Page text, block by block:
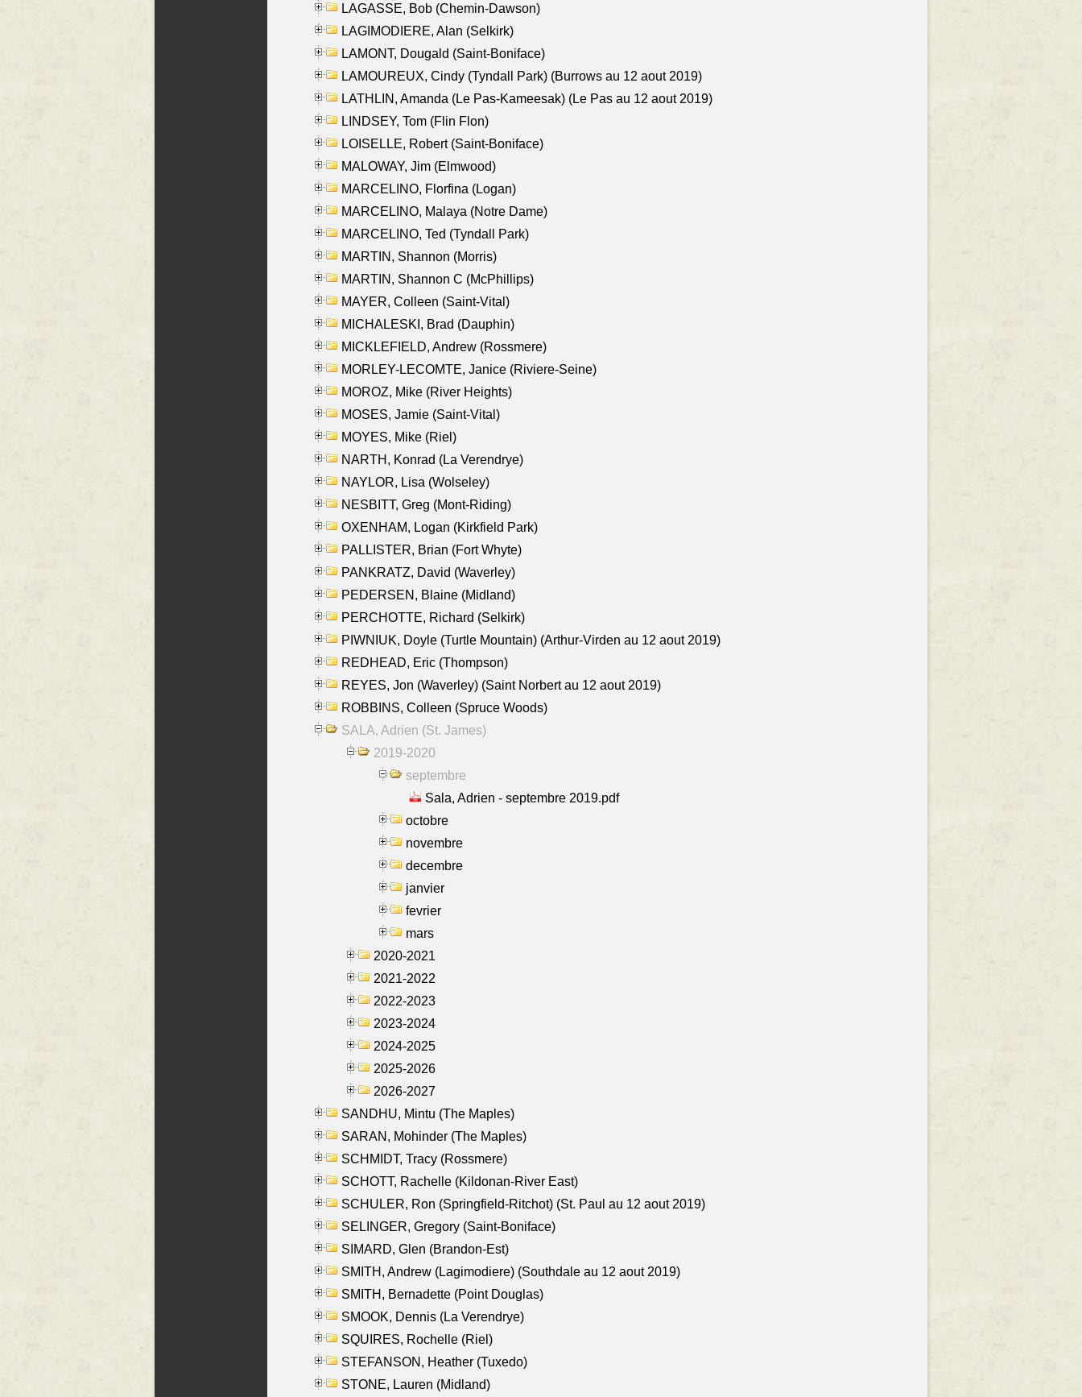
LAGASSE, Bob (Chemin-Dawson)
LAGIMODIERE, Alan (Selkirk)
LAMONT, Dougald (Saint-Boniface)
LAMOUREUX, Cindy (Tyndall Park) (Burrows au 12 aout 2019)
LATHLIN, Amanda (Le Pas-Kameesak) (Le Pas au 12 aout 2019)
LINDSEY, Tom (Flin Flon)
LOISELLE, Robert (Saint-Boniface)
MALOWAY, Jim (Elmwood)
MARCELINO, Florfina (Logan)
MARCELINO, Malaya (Notre Dame)
MARCELINO, Ted (Tyndall Park)
MARTIN, Shannon (Morris)
MARTIN, Shannon C (McPhillips)
MAYER, Colleen (Saint-Vital)
MICHALESKI, Brad (Dauphin)
MICKLEFIELD, Andrew (Rossmere)
MORLEY-LECOMTE, Janice (Riviere-Seine)
MOROZ, Mike (River Heights)
MOSES, Jamie (Saint-Vital)
MOYES, Mike (Riel)
NARTH, Konrad (La Verendrye)
NAYLOR, Lisa (Wolseley)
NESBITT, Greg (Mont-Riding)
OXENHAM, Logan (Kirkfield Park)
PALLISTER, Brian (Fort Whyte)
PANKRATZ, David (Waverley)
PEDERSEN, Blaine (Midland)
PERCHOTTE, Richard (Selkirk)
PIWNIUK, Doyle (Turtle Mountain) (Arthur-Virden au 12 aout 2019)
REDHEAD, Eric (Thompson)
REYES, Jon (Waverley) (Saint Norbert au 12 aout 2019)
ROBBINS, Colleen (Spruce Woods)
SALA, Adrien (St. James)
2019-2020
septembre
Sala, Adrien - septembre 2019.pdf
octobre
novembre
decembre
janvier
fevrier
mars
2020-2021
2021-2022
2022-2023
2023-2024
2024-2025
2025-2026
2026-2027
SANDHU, Mintu (The Maples)
SARAN, Mohinder (The Maples)
SCHMIDT, Tracy (Rossmere)
SCHOTT, Rachelle (Kildonan-River East)
SCHULER, Ron (Springfield-Ritchot) (St. Paul au 12 aout 2019)
SELINGER, Gregory (Saint-Boniface)
SIMARD, Glen (Brandon-Est)
SMITH, Andrew (Lagimodiere) (Southdale au 12 aout 2019)
SMITH, Bernadette (Point Douglas)
SMOOK, Dennis (La Verendrye)
SQUIRES, Rochelle (Riel)
STEFANSON, Heather (Tuxedo)
STONE, Lauren (Midland)